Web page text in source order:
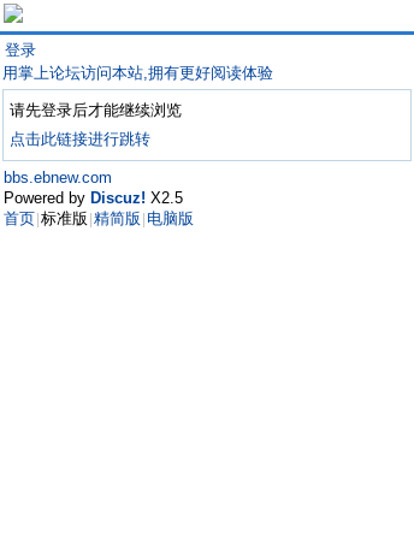
登录
用掌上论坛访问本站,拥有更好阅读体验
请先登录后才能继续浏览
点击此链接进行跳转
bbs.ebnew.com
Powered by Discuz! X2.5
首页 标准版 精简版 电脑版